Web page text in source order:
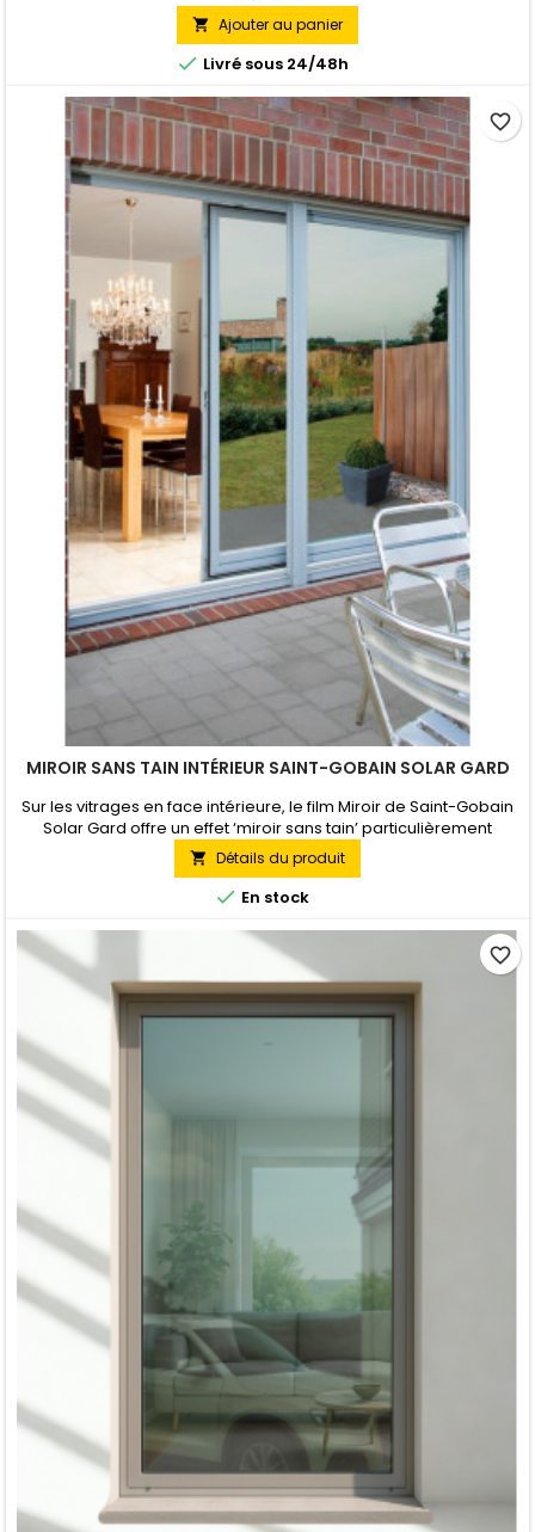
 Ajouter au panier
 Livré sous 24/48h
MIROIR SANS TAIN INTÉRIEUR SAINT-GOBAIN SOLAR GARD
Sur les vitrages en face intérieure, le film Miroir de Saint-Gobain
Solar Gard offre un effet ‘miroir sans tain’ particulièrement
prononcé qui permet son utilisation dans toutes les situations où
une surveillance discrète est nécessaire : hôtels, banques,
supermarchés, bureaux, rez-de-chaussée etc. Pose Intérieure
 Détails du produit
 En stock
favorite_border
favorite_border